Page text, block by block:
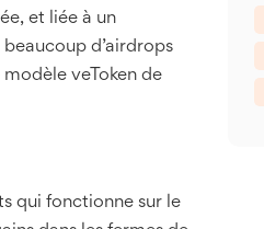
et liée à un
d’airdrops
veToken de
qui fonctionne sur le